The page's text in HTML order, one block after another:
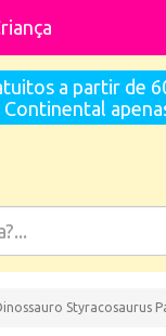
a partir de
Continental
Styracosaurus